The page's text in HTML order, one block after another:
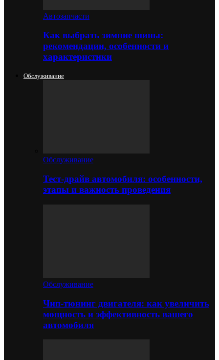
Автозапчасти
Как выбрать зимние шины:
рекомендации, особенности и
характеристики
Обслуживание
Обслуживание
Тест-драйв автомобиля: особенности,
этапы и важность проведения
Обслуживание
Чип-тюнинг двигателя: как увеличить
мощность и эффективность вашего
автомобиля